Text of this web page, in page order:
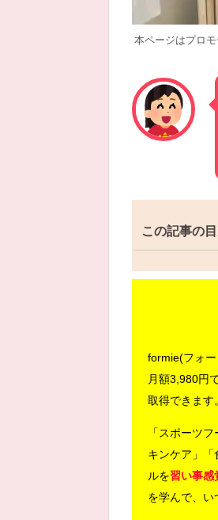
本ページはプロ
この記事の
formie(フォー
月額3,980円
取得できます。
「スポーツ
キンケア」「
ルを習い事感
を学んで、い